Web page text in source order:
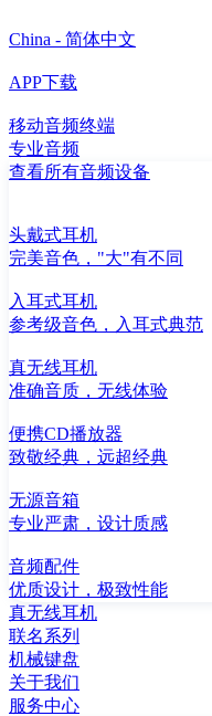
China - 简体中文
APP下载
移动音频终端
专业音频
查看所有音频设备
头戴式耳机
完美音色，"大"有不同
入耳式耳机
参考级音色，入耳式典范
真无线耳机
准确音质，无线体验
便携CD播放器
致敬经典，远超经典
无源音箱
专业严肃，设计质感
音频配件
优质设计，极致性能
真无线耳机
联名系列
机械键盘
关于我们
服务中心